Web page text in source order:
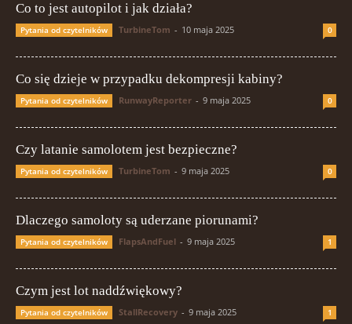
Co to jest autopilot i jak działa?
Pytania od czytelników TurbineTom - 10 maja 2025 0
Co się dzieje w przypadku dekompresji kabiny?
Pytania od czytelników RunwayReporter - 9 maja 2025 0
Czy latanie samolotem jest bezpieczne?
Pytania od czytelników TurbineTom - 9 maja 2025 0
Dlaczego samoloty są uderzane piorunami?
Pytania od czytelników FlapsAndFuel - 9 maja 2025 1
Czym jest lot naddźwiękowy?
Pytania od czytelników StallRecovery - 9 maja 2025 1